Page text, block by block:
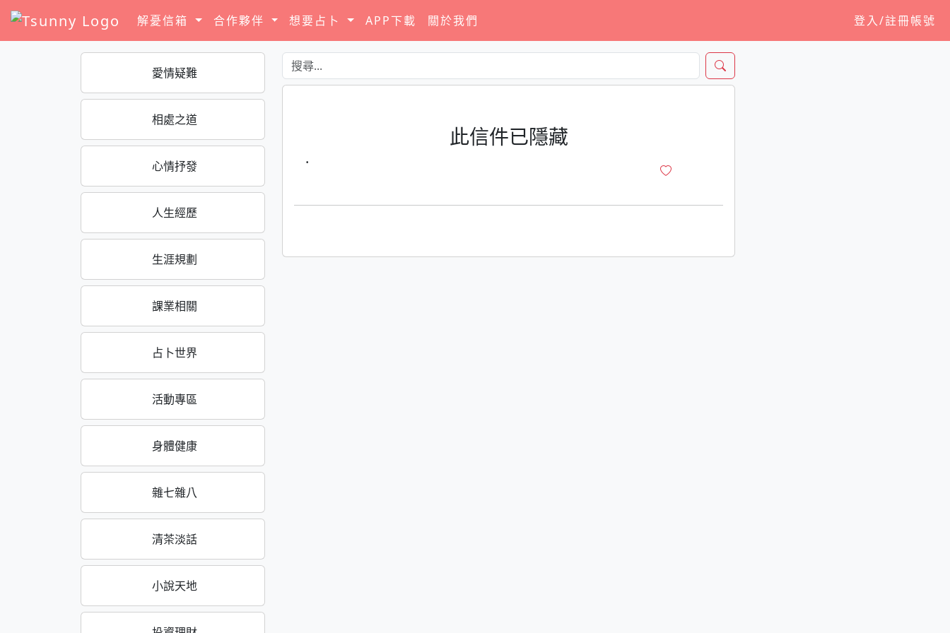
解憂信箱 合作夥伴 想要占卜 APP下載 關於我們 登入/註冊帳號
愛情疑難
相處之道
心情抒發
人生經歷
生涯規劃
課業相關
占卜世界
活動專區
身體健康
雜七雜八
清茶淡話
小說天地
此信件已隱藏
·